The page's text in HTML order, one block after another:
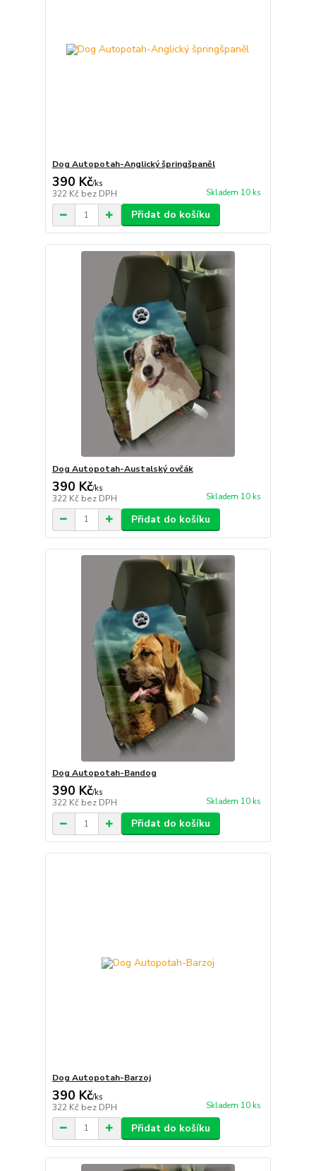
Dog Autopotah-Anglický špringšpaněl
390 Kč/ks
322 Kč bez DPH Skladem 10 ks
Přidat do košíku
Dog Autopotah-Austalský ovčák
390 Kč/ks
322 Kč bez DPH Skladem 10 ks
Přidat do košíku
Dog Autopotah-Bandog
390 Kč/ks
322 Kč bez DPH Skladem 10 ks
Přidat do košíku
Dog Autopotah-Barzoj
390 Kč/ks
322 Kč bez DPH Skladem 10 ks
Přidat do košíku